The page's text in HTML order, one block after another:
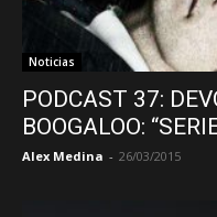
Noticias
PODCAST 37:
BOOGALOO:
Alex Medina - 26/03/2015